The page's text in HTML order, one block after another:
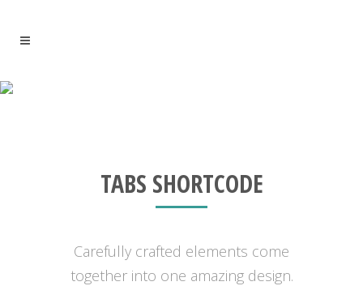
TABS SHORTCODE
Carefully crafted elements come
together into one amazing design.